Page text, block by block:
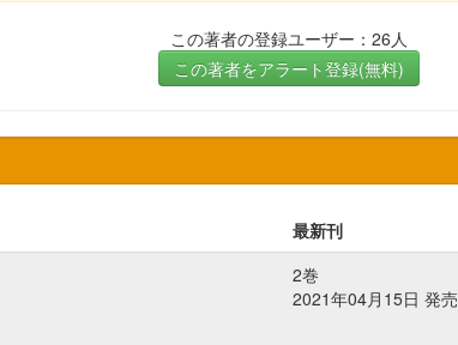
この著者の登録ユーザー：26人
この著者をアラート登録(無料)
最新刊
2巻
2021年04月15日 発売